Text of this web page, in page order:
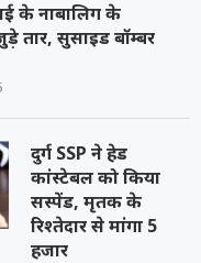
के नाबालिग के
तार, सुसाइड बॉम्बर
दुर्ग SSP ने हेड
कांस्टेबल को किया
सस्पेंड, मृतक के
रिश्तेदार से मांगा 5
हजार